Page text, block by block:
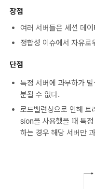
장점
여러 서버들은 세션 데
정합성 이슈에서 자유로
단점
특정 서버에 과부하가
분될 수 없다.
로드밸런싱으로 인해
sion을 사용했을 때 특
하는 경우 해당 서버만